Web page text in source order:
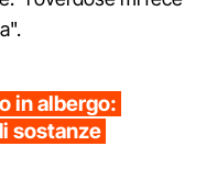
in albergo:
sostanze